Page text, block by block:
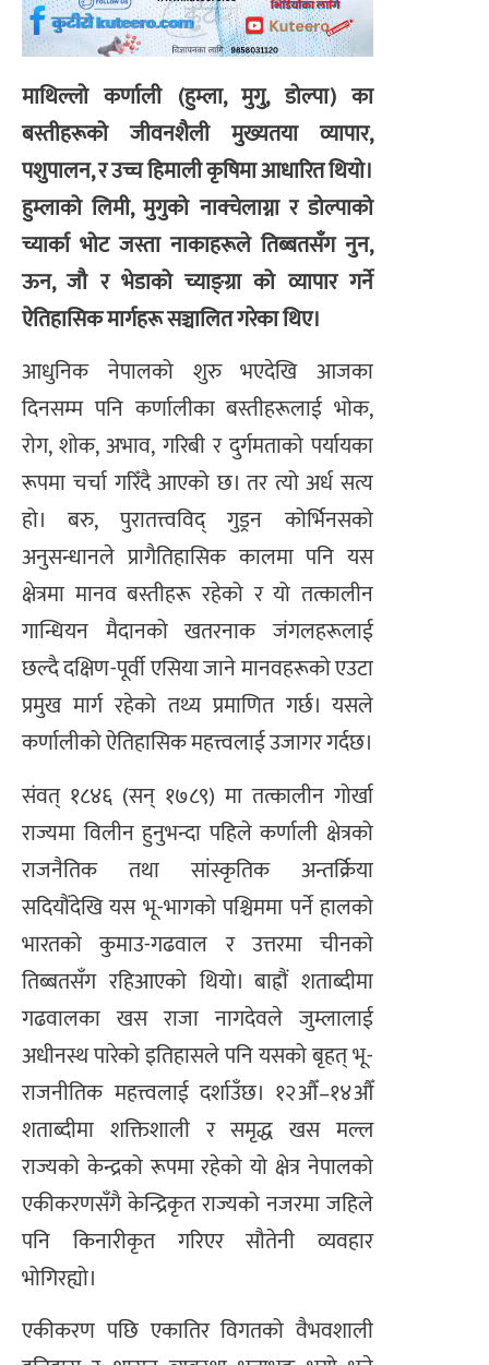
माथिल्लो कर्णाली (हुम्ला, मुगु, डोल्पा) का
बस्तीहरूको जीवनशैली मुख्यतया व्यापार,
पशुपालन, र उच्च हिमाली कृषिमा आधारित थियो।
हुम्लाको लिमी, मुगुको नाक्चेलाग्ना र डोल्पाको
च्यार्का भोट जस्ता नाकाहरूले तिब्बतसँग नुन,
ऊन, जौ र भेडाको च्याङ्ग्रा को व्यापार गर्ने
ऐतिहासिक मार्गहरू सञ्चालित गरेका थिए।
आधुनिक नेपालको शुरु भएदेखि आजका
दिनसम्म पनि कर्णालीका बस्तीहरूलाई भोक,
रोग, शोक, अभाव, गरिबी र दुर्गमताको पर्यायका
रूपमा चर्चा गरिँदै आएको छ। तर त्यो अर्ध सत्य
हो। बरु, पुरातत्त्वविद् गुड्रन कोर्भिनसको
अनुसन्धानले प्रागैतिहासिक कालमा पनि यस
क्षेत्रमा मानव बस्तीहरू रहेको र यो तत्कालीन
गान्धियन मैदानको खतरनाक जंगलहरूलाई
छल्दै दक्षिण-पूर्वी एसिया जाने मानवहरूको एउटा
प्रमुख मार्ग रहेको तथ्य प्रमाणित गर्छ। यसले
कर्णालीको ऐतिहासिक महत्त्वलाई उजागर गर्दछ।
संवत् १८४६ (सन् १७८९) मा तत्कालीन गोर्खा
राज्यमा विलीन हुनुभन्दा पहिले कर्णाली क्षेत्रको
राजनैतिक तथा सांस्कृतिक अन्तर्क्रिया
सदियौंदेखि यस भू-भागको पश्चिममा पर्ने हालको
भारतको कुमाउ-गढवाल र उत्तरमा चीनको
तिब्बतसँग रहिआएको थियो। बाह्रौं शताब्दीमा
गढवालका खस राजा नागदेवले जुम्लालाई
अधीनस्थ पारेको इतिहासले पनि यसको बृहत् भू-
राजनीतिक महत्त्वलाई दर्शाउँछ। १२औँ–१४औँ
शताब्दीमा शक्तिशाली र समृद्ध खस मल्ल
राज्यको केन्द्रको रूपमा रहेको यो क्षेत्र नेपालको
एकीकरणसँगै केन्द्रिकृत राज्यको नजरमा जहिले
पनि किनारीकृत गरिएर सौतेनी व्यवहार
भोगिरह्यो।
एकीकरण पछि एकातिर विगतको वैभवशाली